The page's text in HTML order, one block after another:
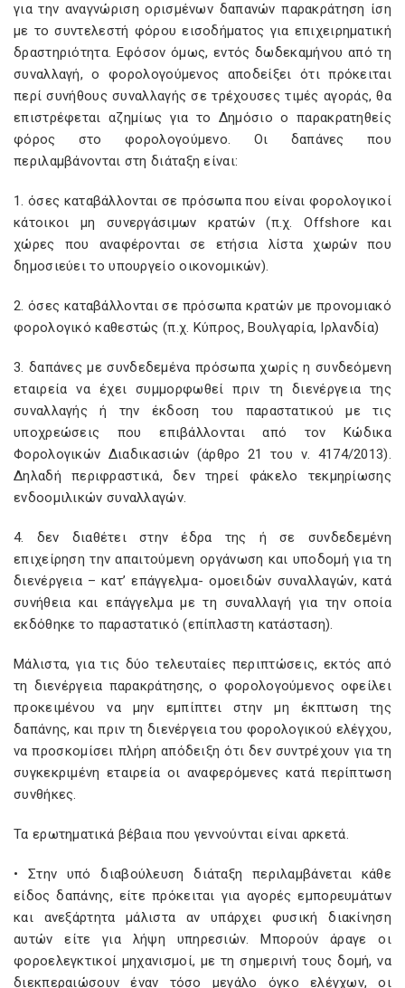
για την αναγνώριση ορισμένων δαπανών παρακράτηση ίση
με το συντελεστή φόρου εισοδήματος για επιχειρηματική
δραστηριότητα. Εφόσον όμως, εντός δωδεκαμήνου από τη
συναλλαγή, ο φορολογούμενος αποδείξει ότι πρόκειται
περί συνήθους συναλλαγής σε τρέχουσες τιμές αγοράς, θα
επιστρέφεται αζημίως για το Δημόσιο ο παρακρατηθείς
φόρος στο φορολογούμενο. Οι δαπάνες που
περιλαμβάνονται στη διάταξη είναι:
1. όσες καταβάλλονται σε πρόσωπα που είναι φορολογικοί
κάτοικοι μη συνεργάσιμων κρατών (π.χ. Offshore και
χώρες που αναφέρονται σε ετήσια λίστα χωρών που
δημοσιεύει το υπουργείο οικονομικών).
2. όσες καταβάλλονται σε πρόσωπα κρατών με προνομιακό
φορολογικό καθεστώς (π.χ. Κύπρος, Βουλγαρία, Ιρλανδία)
3. δαπάνες με συνδεδεμένα πρόσωπα χωρίς η συνδεόμενη
εταιρεία να έχει συμμορφωθεί πριν τη διενέργεια της
συναλλαγής ή την έκδοση του παραστατικού με τις
υποχρεώσεις που επιβάλλονται από τον Κώδικα
Φορολογικών Διαδικασιών (άρθρο 21 του ν. 4174/2013).
Δηλαδή περιφραστικά, δεν τηρεί φάκελο τεκμηρίωσης
ενδοομιλικών συναλλαγών.
4. δεν διαθέτει στην έδρα της ή σε συνδεδεμένη
επιχείρηση την απαιτούμενη οργάνωση και υποδομή για τη
διενέργεια – κατ’ επάγγελμα- ομοειδών συναλλαγών, κατά
συνήθεια και επάγγελμα με τη συναλλαγή για την οποία
εκδόθηκε το παραστατικό (επίπλαστη κατάσταση).
Μάλιστα, για τις δύο τελευταίες περιπτώσεις, εκτός από
τη διενέργεια παρακράτησης, ο φορολογούμενος οφείλει
προκειμένου να μην εμπίπτει στην μη έκπτωση της
δαπάνης, και πριν τη διενέργεια του φορολογικού ελέγχου,
να προσκομίσει πλήρη απόδειξη ότι δεν συντρέχουν για τη
συγκεκριμένη εταιρεία οι αναφερόμενες κατά περίπτωση
συνθήκες.
Τα ερωτηματικά βέβαια που γεννούνται είναι αρκετά.
• Στην υπό διαβούλευση διάταξη περιλαμβάνεται κάθε
είδος δαπάνης, είτε πρόκειται για αγορές εμπορευμάτων
και ανεξάρτητα μάλιστα αν υπάρχει φυσική διακίνηση
αυτών είτε για λήψη υπηρεσιών. Μπορούν άραγε οι
φοροελεγκτικοί μηχανισμοί, με τη σημερινή τους δομή, να
διεκπεραιώσουν έναν τόσο μεγάλο όγκο ελέγχων, οι